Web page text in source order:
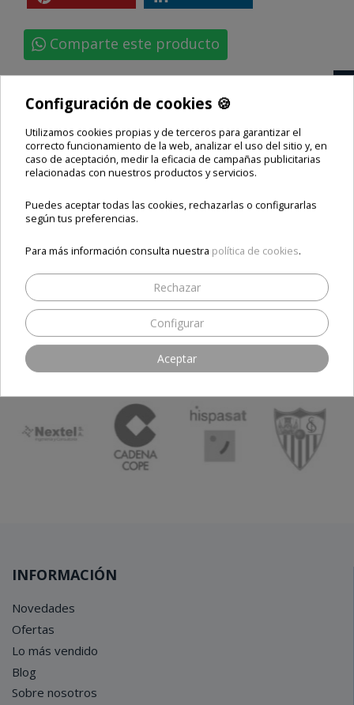
Comparte este producto
Opiniones
SEA EL PRIMERO EN ESCRIBIR UNA RESEÑA
INFORMACIÓN
Novedades
Ofertas
Lo más vendido
Blog
Sobre nosotros
Configuración de cookies 🍪
Utilizamos cookies propias y de terceros para garantizar el
correcto funcionamiento de la web, analizar el uso del sitio y, en
caso de aceptación, medir la eficacia de campañas publicitarias
relacionadas con nuestros productos y servicios.
Puedes aceptar todas las cookies, rechazarlas o configurarlas
según tus preferencias.
Para más información consulta nuestra política de cookies.
Rechazar
Configurar
Aceptar